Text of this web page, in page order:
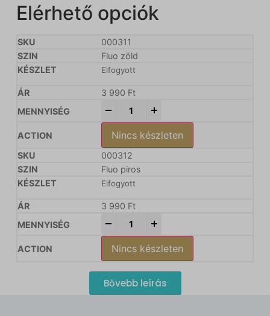
Elérhető opciók
000311
Fluo zöld
Elfogyott
3 990 Ft
Nincs készleten
000312
Fluo piros
Elfogyott
3 990 Ft
Nincs készleten
Bővebb leírás